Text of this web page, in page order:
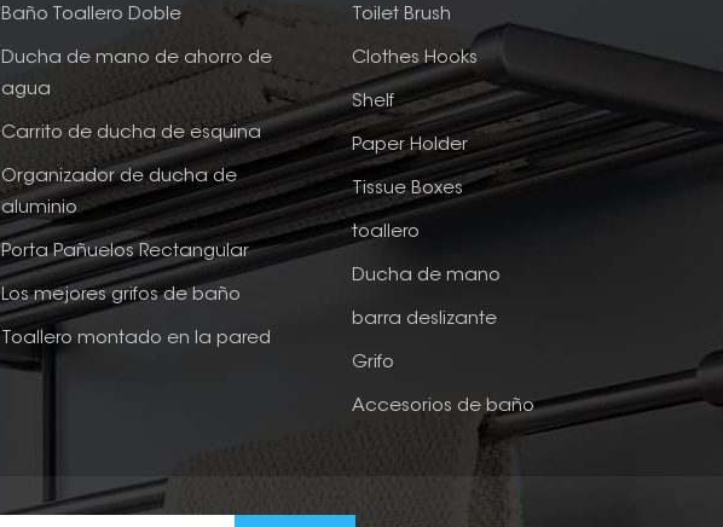
Baño Toallero Doble
Ducha de mano de ahorro de
agua
Carrito de ducha de esquina
Organizador de ducha de
aluminio
Porta Pañuelos Rectangular
Los mejores grifos de baño
Toallero montado en la pared
Toilet Brush
Clothes Hooks
Shelf
Paper Holder
Tissue Boxes
toallero
Ducha de mano
barra deslizante
Grifo
Accesorios de baño